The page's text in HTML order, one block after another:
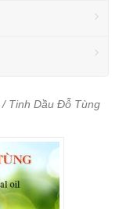
/ Tinh Dầu Đỗ Tùng